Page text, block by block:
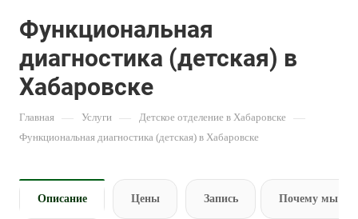
Функциональная
диагностика (детская) в
Хабаровске
Главная — Услуги — Детское отделение в Хабаровске —
Функциональная диагностика (детская) в Хабаровске
Описание Цены Запись Почему мы